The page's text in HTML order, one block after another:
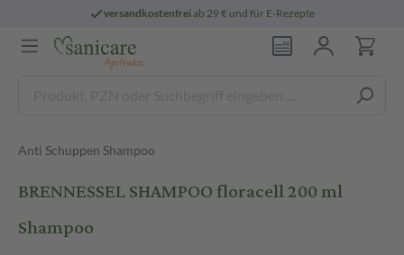
versandkostenfreiab 29 € und für E-Rezepte
Anti Schuppen Shampoo
BRENNESSEL SHAMPOO floracell 200 ml
Shampoo